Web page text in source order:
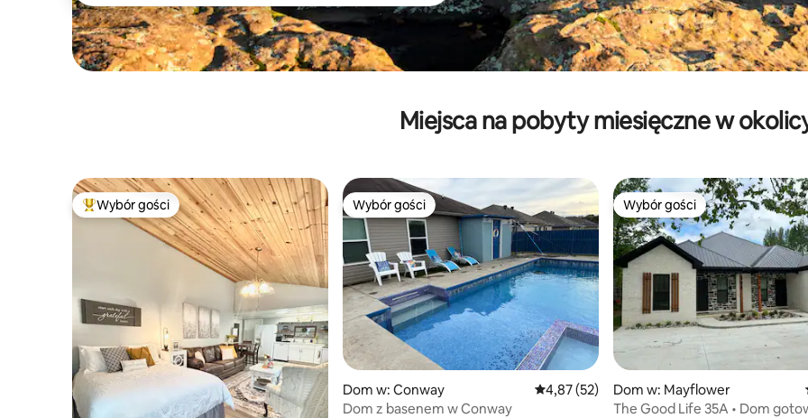
Miejsca na pobyty miesięczne w
Najpopularniejsze z kategorii Wybór gości
Wybór gości Wybór gości
Wybór gości
Dom w: Conway Średnia ocena: 4,87 na 5, liczba recenzji: 52
4,87 (52)
Dom z basenem w Conway
Wybór gości
Wybór gości
Dom w: Mayflower
The Good Life 35A • Dom